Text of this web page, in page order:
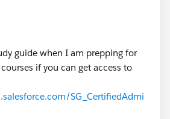
guide when I am prepping for
if you can get access to
SG_CertifiedAdmi